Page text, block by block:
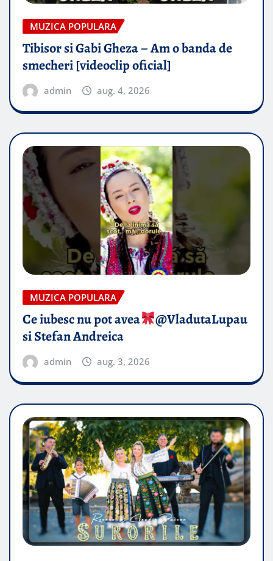
MUZICA POPULARA
Tibisor si Gabi Gheza – Am o banda de
smecheri [videoclip oficial]
admin aug. 4, 2026
MUZICA POPULARA
Ce iubesc nu pot avea
​@VladutaLupau
si Stefan Andreica
admin aug. 3, 2026